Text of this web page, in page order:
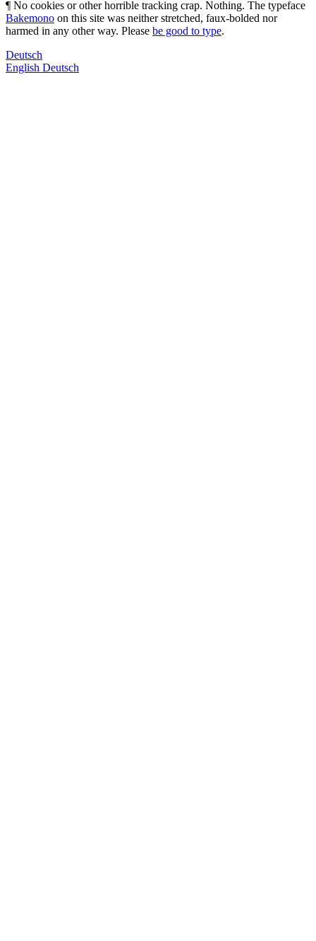
¶ No cookies or other horrible tracking crap. Nothing. The typeface
Bakemono on this site was neither stretched, faux-bolded nor
harmed in any other way. Please be good to type.
Deutsch
English Deutsch